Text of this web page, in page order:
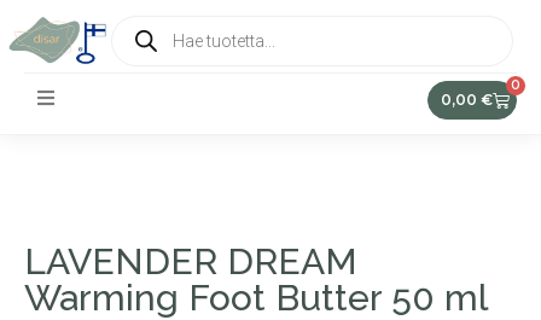
0,00 €
0
LAVENDER DREAM
Warming Foot Butter 50 ml